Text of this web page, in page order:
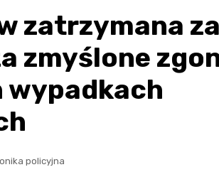
zatrzymana
zmyślone
wypadkach
policyjna